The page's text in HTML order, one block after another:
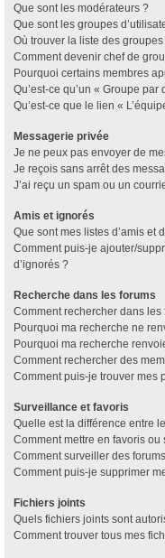
Que sont les modérateurs ?
Que sont les groupes
Où trouver la liste des
Comment devenir chef de
Pourquoi certains membres
Qu’est-ce qu’un « Groupe par
Qu’est-ce que le lien «
Messagerie privée
Je ne peux pas envoyer de
Je reçois sans arrêt des
J’ai reçu un spam ou un
Amis et ignorés
Que sont mes listes d’amis et
Comment puis-je ajouter/
d’ignorés ?
Recherche dans les forums
Comment rechercher dans les
Pourquoi ma recherche ne
Pourquoi ma recherche
Comment rechercher des
Comment puis-je trouver mes
Surveillance et favoris
Quelle est la différence entre
Comment mettre en favoris
Comment surveiller des
Comment puis-je supprimer
Fichiers joints
Quels fichiers joints sont
Comment trouver tous mes